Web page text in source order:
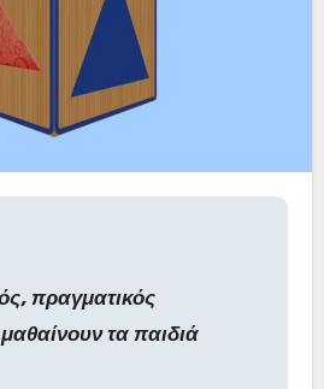
πραγματικός
τα παιδιά